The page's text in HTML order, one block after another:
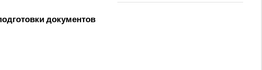
документов